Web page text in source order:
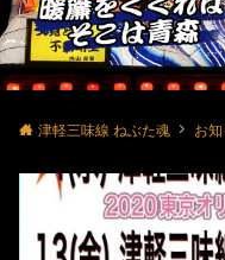
津軽三味線 ねぶた魂 お